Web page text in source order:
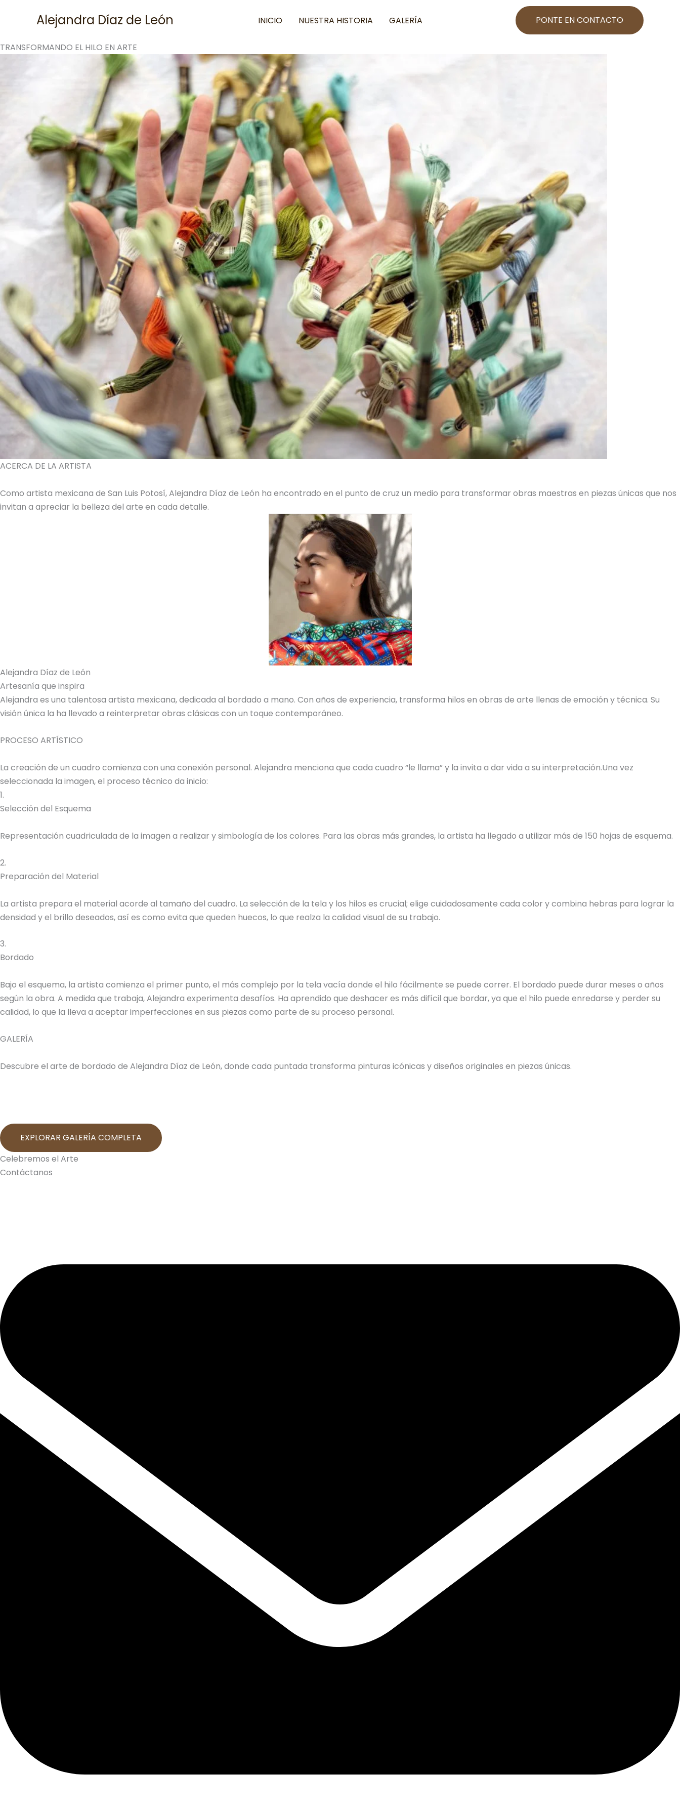
Alejandra Díaz de León INICIO NUESTRA HISTORIA GALERÍA PONTE EN CONTACTO
TRANSFORMANDO EL HILO EN ARTE
ACERCA DE LA ARTISTA
Como artista mexicana de San Luis Potosí, Alejandra Díaz de León ha encontrado en el punto de cruz un medio para transformar obras maestras en piezas únicas que nos
invitan a apreciar la belleza del arte en cada detalle.
Alejandra Díaz de León
Artesanía que inspira
Alejandra es una talentosa artista mexicana, dedicada al bordado a mano. Con años de experiencia, transforma hilos en obras de arte llenas de emoción y técnica. Su
visión única la ha llevado a reinterpretar obras clásicas con un toque contemporáneo.
PROCESO ARTÍSTICO
La creación de un cuadro comienza con una conexión personal. Alejandra menciona que cada cuadro “le llama” y la invita a dar vida a su interpretación.Una vez
seleccionada la imagen, el proceso técnico da inicio:
1.
Selección del Esquema
Representación cuadriculada de la imagen a realizar y simbología de los colores. Para las obras más grandes, la artista ha llegado a utilizar más de 150 hojas de esquema.
2.
Preparación del Material
La artista prepara el material acorde al tamaño del cuadro. La selección de la tela y los hilos es crucial; elige cuidadosamente cada color y combina hebras para lograr la
densidad y el brillo deseados, así es como evita que queden huecos, lo que realza la calidad visual de su trabajo.
3.
Bordado
Bajo el esquema, la artista comienza el primer punto, el más complejo por la tela vacía donde el hilo fácilmente se puede correr. El bordado puede durar meses o años
según la obra. A medida que trabaja, Alejandra experimenta desafíos. Ha aprendido que deshacer es más difícil que bordar, ya que el hilo puede enredarse y perder su
calidad, lo que la lleva a aceptar imperfecciones en sus piezas como parte de su proceso personal.
GALERÍA
Descubre el arte de bordado de Alejandra Díaz de León, donde cada puntada transforma pinturas icónicas y diseños originales en piezas únicas.
EXPLORAR GALERÍA COMPLETA
Celebremos el Arte
Contáctanos